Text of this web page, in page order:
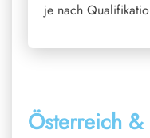
je nach
Österreich &